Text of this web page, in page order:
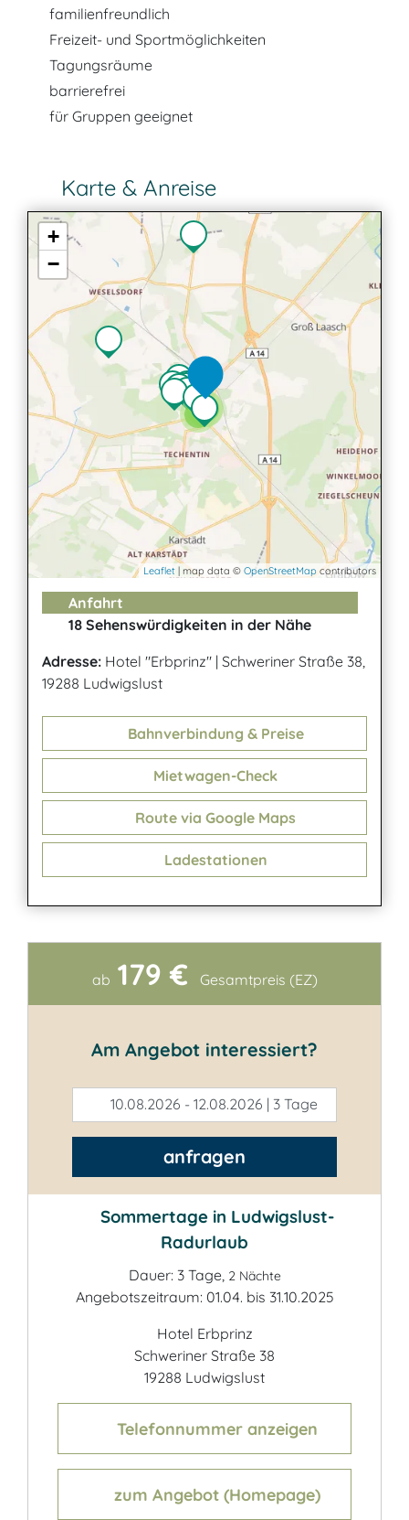
familienfreundlich
Freizeit- und Sportmöglichkeiten
Tagungsräume
barrierefrei
für Gruppen geeignet
Karte & Anreise
2
+
−
Leaflet | map data © OpenStreetMap contributors
Anfahrt
18 Sehenswürdigkeiten in der Nähe
Adresse: Hotel "Erbprinz" | Schweriner Straße 38,
19288 Ludwigslust
Bahnverbindung & Preise
Mietwagen-Check
Route via Google Maps
Ladestationen
Kontakt
ab 179 € Gesamtpreis (EZ)
Am Angebot interessiert?
10.08.2026 - 12.08.2026 | 3 Tage
anfragen
Sommertage in Ludwigslust-
Radurlaub
Dauer: 3 Tage, 2 Nächte
Angebotszeitraum: 01.04. bis 31.10.2025
Hotel Erbprinz
Schweriner Straße 38
19288 Ludwigslust
Telefonnummer anzeigen
zum Angebot (Homepage)